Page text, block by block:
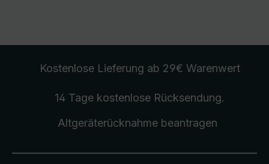
Kostenlose Lieferung ab 29€ Warenwert
14 Tage kostenlose Rücksendung.
Altgeräterücknahmebeantragen